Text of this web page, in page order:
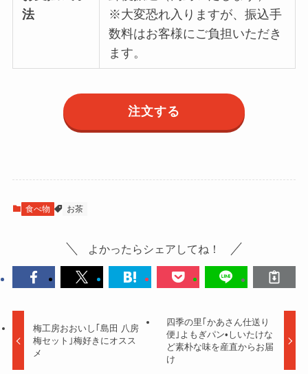
法
※大変恐れ入りますが、振込手
数料はお客様にご負担いただき
ます。
注文する
食べ物 お茶
よかったらシェアしてね！
梅工房おおいし｢島田 八房
梅セット｣梅好きにオスス
メ
四季の里｢かあさん仕送り
便｣よもぎパン•しいたけな
ど素朴な味を産直からお届
け